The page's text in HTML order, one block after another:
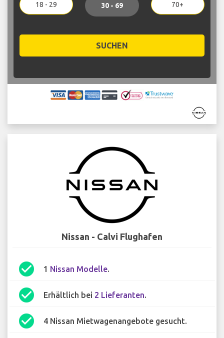
18 - 29 30 - 69 70+
SUCHEN
Nissan - Calvi Flughafen
check_circle 1 Nissan Modelle.
check_circle Erhältlich bei 2 Lieferanten.
check_circle 4 Nissan Mietwagenangebote gesucht.